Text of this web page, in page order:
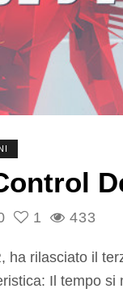
1 433
ha rilasciato il
Il tempo si